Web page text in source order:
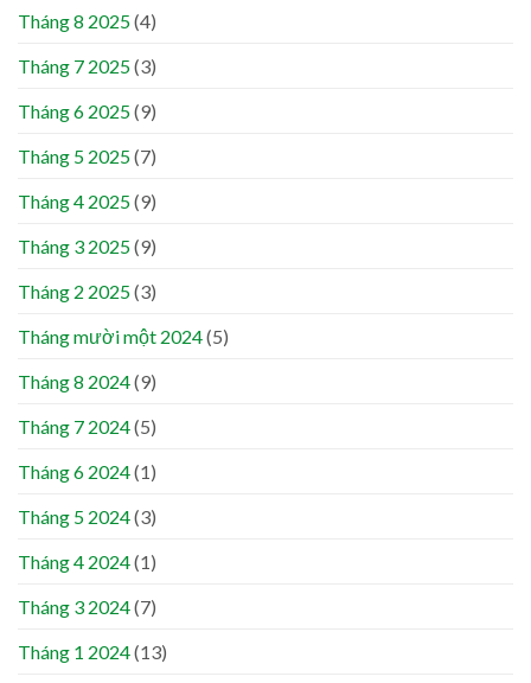
Tháng 8 2025(4)
Tháng 7 2025(3)
Tháng 6 2025(9)
Tháng 5 2025(7)
Tháng 4 2025(9)
Tháng 3 2025(9)
Tháng 2 2025(3)
Tháng mười một 2024(5)
Tháng 8 2024(9)
Tháng 7 2024(5)
Tháng 6 2024(1)
Tháng 5 2024(3)
Tháng 4 2024(1)
Tháng 3 2024(7)
Tháng 1 2024(13)